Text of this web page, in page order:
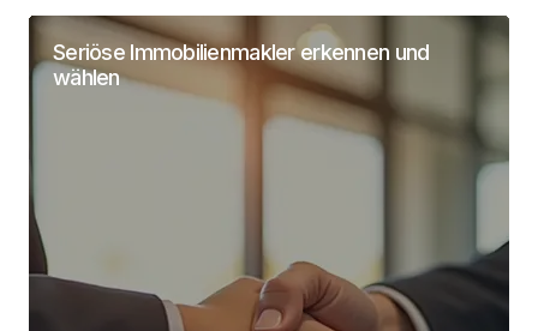
Deine Email Adresse*
Name, E-Mail-Adresse und Website in diesem
Browser für meinen nächsten Kommentar
Seriöse Immobilienmakler erkennen und
wählen